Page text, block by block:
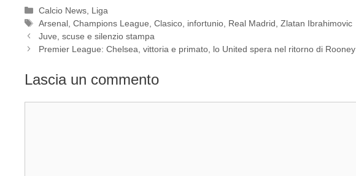
Categorie
Calcio News Liga
Tag
Arsenal ,Champions League ,Clasico infortunio Real Madrid ,Zlatan Ibrahimovic
Juve, scuse e silenzio stampa
Premier League: Chelsea, vittoria e primato, lo United spera nel ritorno di Rooney
Lascia un commento